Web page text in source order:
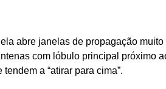
abre janelas de propagação muito
com lóbulo principal próximo
a “atirar para cima”.